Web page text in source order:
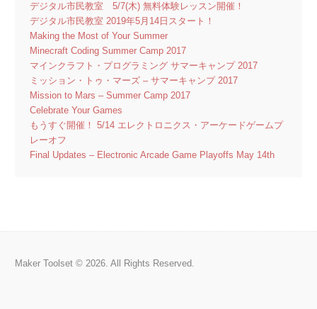
デジタル市民教室 5/7(木) 無料体験レッスン開催！
デジタル市民教室 2019年5月14日スタート！
Making the Most of Your Summer
Minecraft Coding Summer Camp 2017
マインクラフト・プログラミング サマーキャンプ 2017
ミッション・トゥ・マーズ – サマーキャンプ 2017
Mission to Mars – Summer Camp 2017
Celebrate Your Games
もうすぐ開催！ 5/14 エレクトロニクス・アーケードゲームプ
レーオフ
Final Updates – Electronic Arcade Game Playoffs May 14th
Maker Toolset © 2026. All Rights Reserved.